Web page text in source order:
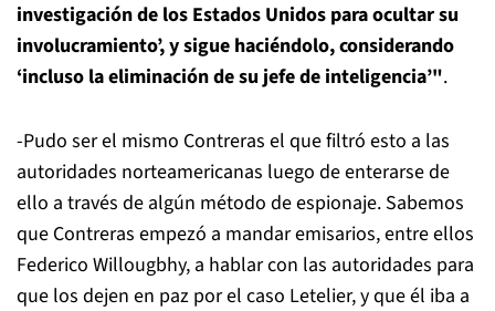
investigación de los Estados Unidos para ocultar su
involucramiento’, y sigue haciéndolo, considerando
‘incluso la eliminación de su jefe de inteligencia’".
-Pudo ser el mismo Contreras el que filtró esto a las
autoridades norteamericanas luego de enterarse de
ello a través de algún método de espionaje. Sabemos
que Contreras empezó a mandar emisarios, entre ellos
Federico Willougbhy, a hablar con las autoridades para
que los dejen en paz por el caso Letelier, y que él iba a